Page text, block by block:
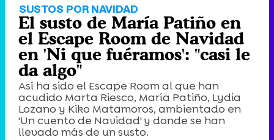
SUSTOS POR NAVIDAD
El susto de María Patiño en
el Escape Room de Navidad
en 'Ni que fuéramos': "casi le
da algo"
Así ha sido el Escape Room al que han
acudido Marta Riesco, María Patiño, Lydia
Lozano y Kiko Matamoros, ambientado en
'Un cuento de Navidad' y donde se han
llevado más de un susto.